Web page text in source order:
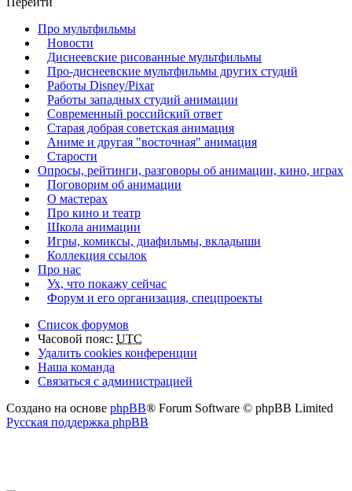
Про мультфильмы
Новости
Диснеевские рисованные мультфильмы
Про-диснеевские мультфильмы других студий
Работы Disney/Pixar
Работы западных студий анимации
Современный российский ответ
Старая добрая советская анимация
Аниме и другая "восточная" анимация
Старости
Опросы, рейтинги, разговоры об анимации, кино, играх
Поговорим об анимации
О мастерах
Про кино и театр
Школа анимации
Игры, комиксы, диафильмы, вкладыши
Коллекция ссылок
Про нас
Ух, что покажу сейчас
Форум и его организация, спецпроекты
Список форумов
Часовой пояс: UTC
Удалить cookies конференции
Наша команда
Связаться с администрацией
Создано на основе phpBB® Forum Software © phpBB Limited
Русская поддержка phpBB